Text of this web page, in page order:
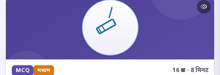
MCQ मध्यम 16 प्रश्न · 8 मिनट